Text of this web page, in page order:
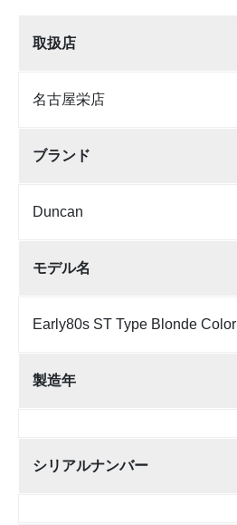
取扱店
名古屋栄店
ブランド
Duncan
モデル名
Early80s ST Type Blonde Color
製造年
シリアルナンバー